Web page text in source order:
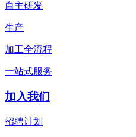
自主研发
生产
加工全流程
一站式服务
加入我们
招聘计划